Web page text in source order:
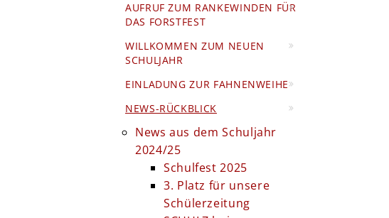
AUFRUF ZUM RANKEWINDEN FÜR
DAS FORSTFEST
WILLKOMMEN ZUM NEUEN
SCHULJAHR
EINLADUNG ZUR FAHNENWEIHE
NEWS-RÜCKBLICK
News aus dem Schuljahr
2024/25
Schulfest 2025
3. Platz für unsere
Schülerzeitung